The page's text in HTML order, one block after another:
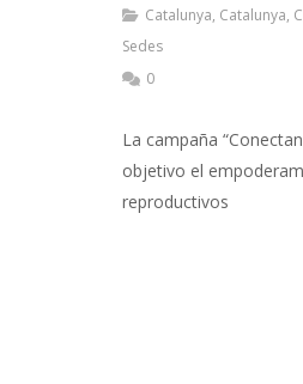
Catalunya, Catalunya,
Sedes
0
La campaña
objetivo el
reproductivos